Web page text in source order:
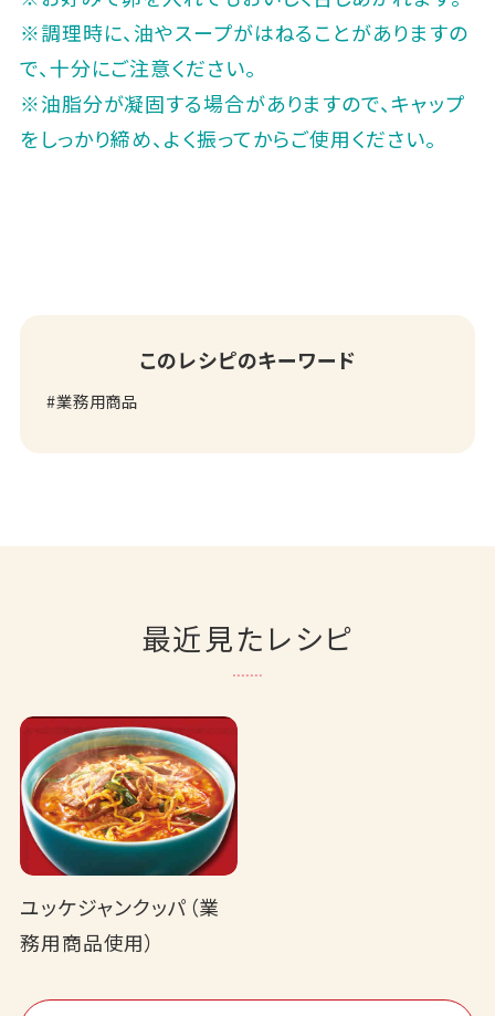
※調理時に、油やスープがはねることがありますの
で、十分にご注意ください。
※油脂分が凝固する場合がありますので、キャップ
をしっかり締め、よく振ってからご使用ください。
このレシピのキーワード
業務用商品
最近見たレシピ
ユッケジャンクッパ（業
務用商品使用）